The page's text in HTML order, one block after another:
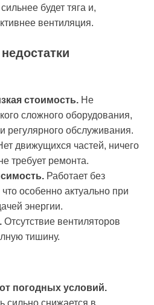
будет тяга и,
вентиляция.
стоимость. Не
сложного оборудования,
регулярного обслуживания.
движущихся частей, ничего
требует ремонта.
Работает без
что особенно актуально при
энергии.
Отсутствие вентиляторов
тишину.
погодных условий.
сильно снижается в